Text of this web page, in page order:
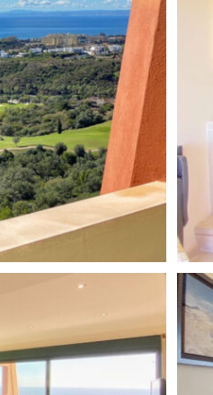
en el lado oriental de
zonas verdes
coche del centro de
Málaga. La popular
bares de
campos de golf. El
al pie de la urbanización
cuenta con